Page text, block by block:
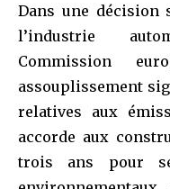
Dans une décision
l’industrie
Commission
assouplissement
relatives aux
accorde aux
trois ans pour